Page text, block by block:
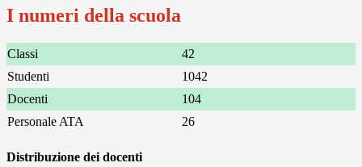
I numeri della scuola
Classi
42
Studenti
1042
Docenti
104
Personale ATA
26
Distribuzione dei docenti